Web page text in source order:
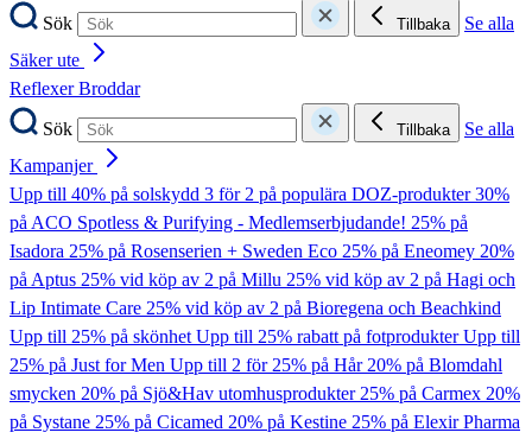
Sök
Tillbaka
Se alla
Säker ute
ReflexerBroddar
Sök
Tillbaka
Se alla
Kampanjer
Upp till 40% på solskydd 3 för 2 på populära DOZ-produkter30%
på ACO Spotless & Purifying - Medlemserbjudande! 25% på
Isadora 25% på Rosenserien + Sweden Eco 25% på Eneomey 20%
på Aptus 25% vid köp av 2 på Millu 25% vid köp av 2 på Hagi och
Lip Intimate Care 25% vid köp av 2 på Bioregena och Beachkind
Upp till 25% på skönhetUpp till 25% rabatt på fotprodukterUpp till
25% på Just for Men Upp till 2 för 25% på Hår20% på Blomdahl
smycken 20% på Sjö&Hav utomhusprodukter25% på Carmex 20%
på Systane 25% på Cicamed 20% på Kestine 25% på Elexir Pharma